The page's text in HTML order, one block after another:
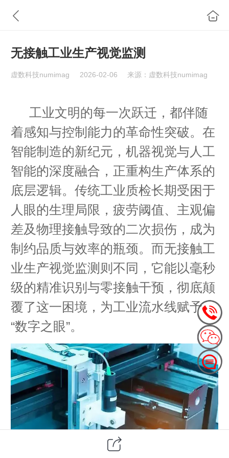
无接触工业生产视觉监测
虚数科技numimag 2026-02-06 来源：虚数科技numimag
工业文明的每一次跃迁，都伴随
着感知与控制能力的革命性突破。在
智能制造的新纪元，机器视觉与人工
智能的深度融合，正重构生产体系的
底层逻辑。传统工业质检长期受困于
人眼的生理局限，疲劳阈值、主观偏
差及物理接触导致的二次损伤，成为
制约品质与效率的瓶颈。而无接触工
业生产视觉监测则不同，它能以毫秒
级的精准识别与零接触干预，彻底颠
覆了这一困境，为工业流水线赋予
“数字之眼”。